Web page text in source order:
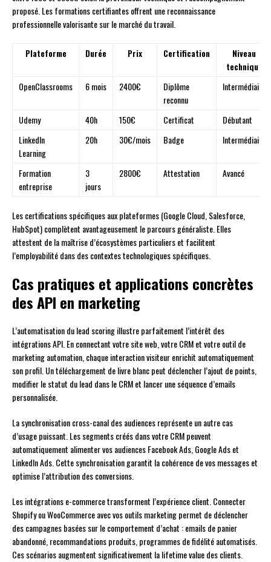
proposé. Les formations certifiantes offrent une reconnaissance
professionnelle valorisante sur le marché du travail.
Plateforme Durée Prix Certification
Niveau
technique
OpenClassrooms
6 mois 2400€
Diplôme
reconnu
Intermédiaire
Udemy 40h 150€ Certificat
Débutant
LinkedIn
Learning
20h 30€/mois Badge Intermédiaire
Formation
entreprise
3
jours
2800€ Attestation Avancé
Les certifications spécifiques aux plateformes (Google Cloud, Salesforce,
HubSpot) complètent avantageusement le parcours généraliste. Elles
attestent de la maîtrise d’écosystèmes particuliers et facilitent
l’employabilité dans des contextes technologiques spécifiques.
Cas pratiques et applications concrètes
des API en marketing
L’automatisation du lead scoring illustre parfaitement l’intérêt des
intégrations API. En connectant votre site web, votre CRM et votre outil de
marketing automation, chaque interaction visiteur enrichit automatiquement
son profil. Un téléchargement de livre blanc peut déclencher l’ajout de points,
modifier le statut du lead dans le CRM et lancer une séquence d’emails
personnalisée.
La synchronisation cross-canal des audiences représente un autre cas
d’usage puissant. Les segments créés dans votre CRM peuvent
automatiquement alimenter vos audiences Facebook Ads, Google Ads et
LinkedIn Ads. Cette synchronisation garantit la cohérence de vos messages et
optimise l’attribution des conversions.
Les intégrations e-commerce transforment l’expérience client. Connecter
Shopify ou WooCommerce avec vos outils marketing permet de déclencher
des campagnes basées sur le comportement d’achat : emails de panier
abandonné, recommandations produits, programmes de fidélité automatisés.
Ces scénarios augmentent significativement la lifetime value des clients.